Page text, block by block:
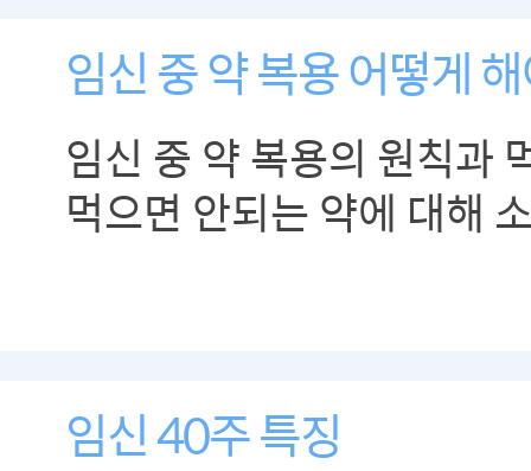
임신 중 약 복용 어떻게
임신 중 약 복용의 원칙과
먹으면 안되는 약에 대해
임신 40주 특징